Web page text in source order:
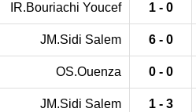
IR.Bouriachi Youcef 1 - 0
JM.Sidi Salem 6 - 0
OS.Ouenza 0 - 0
JM.Sidi Salem 1 - 3